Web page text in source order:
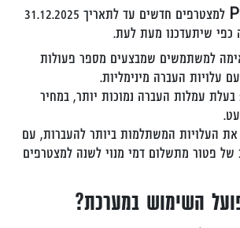
למצטרפים חדשים עד לתאריך 31.12.2025
כפי שיתעדכנו מעת לעת.
למשתמשים שמבצעים מספר פעולות
עלויות העברה מינימליות.
בעלת עמלות העברה נמוכות יותר, במחיר
העלויות המשתלמות ביותר להעברות, עם
של פטור מתשלום דמי מנוי לשנה למצטרפים
השימוש במערכת?